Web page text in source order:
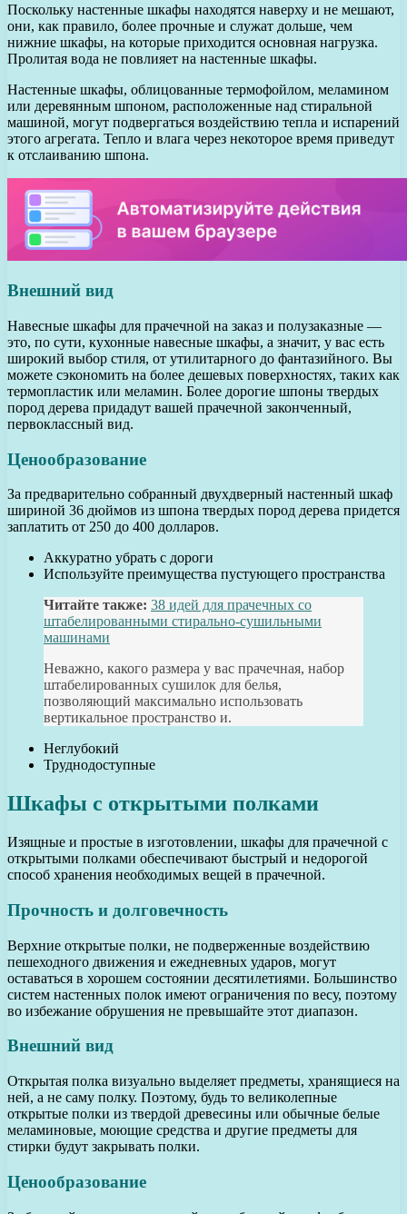
Поскольку настенные шкафы находятся наверху и не мешают,
они, как правило, более прочные и служат дольше, чем
нижние шкафы, на которые приходится основная нагрузка.
Пролитая вода не повлияет на настенные шкафы.
Настенные шкафы, облицованные термофойлом, меламином
или деревянным шпоном, расположенные над стиральной
машиной, могут подвергаться воздействию тепла и испарений
этого агрегата. Тепло и влага через некоторое время приведут
к отслаиванию шпона.
Внешний вид
Навесные шкафы для прачечной на заказ и полузаказные —
это, по сути, кухонные навесные шкафы, а значит, у вас есть
широкий выбор стиля, от утилитарного до фантазийного. Вы
можете сэкономить на более дешевых поверхностях, таких как
термопластик или меламин. Более дорогие шпоны твердых
пород дерева придадут вашей прачечной законченный,
первоклассный вид.
Ценообразование
За предварительно собранный двухдверный настенный шкаф
шириной 36 дюймов из шпона твердых пород дерева придется
заплатить от 250 до 400 долларов.
Аккуратно убрать с дороги
Используйте преимущества пустующего пространства
Читайте также: 38 идей для прачечных со
штабелированными стирально-сушильными
машинами
Неважно, какого размера у вас прачечная, набор
штабелированных сушилок для белья,
позволяющий максимально использовать
вертикальное пространство и.
Неглубокий
Труднодоступные
Шкафы с открытыми полками
Изящные и простые в изготовлении, шкафы для прачечной с
открытыми полками обеспечивают быстрый и недорогой
способ хранения необходимых вещей в прачечной.
Прочность и долговечность
Верхние открытые полки, не подверженные воздействию
пешеходного движения и ежедневных ударов, могут
оставаться в хорошем состоянии десятилетиями. Большинство
систем настенных полок имеют ограничения по весу, поэтому
во избежание обрушения не превышайте этот диапазон.
Внешний вид
Открытая полка визуально выделяет предметы, хранящиеся на
ней, а не саму полку. Поэтому, будь то великолепные
открытые полки из твердой древесины или обычные белые
меламиновые, моющие средства и другие предметы для
стирки будут закрывать полки.
Ценообразование